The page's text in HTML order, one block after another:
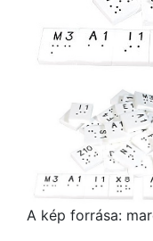
A kép forrása: